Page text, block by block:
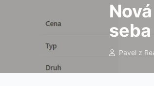
seba
Pavel z